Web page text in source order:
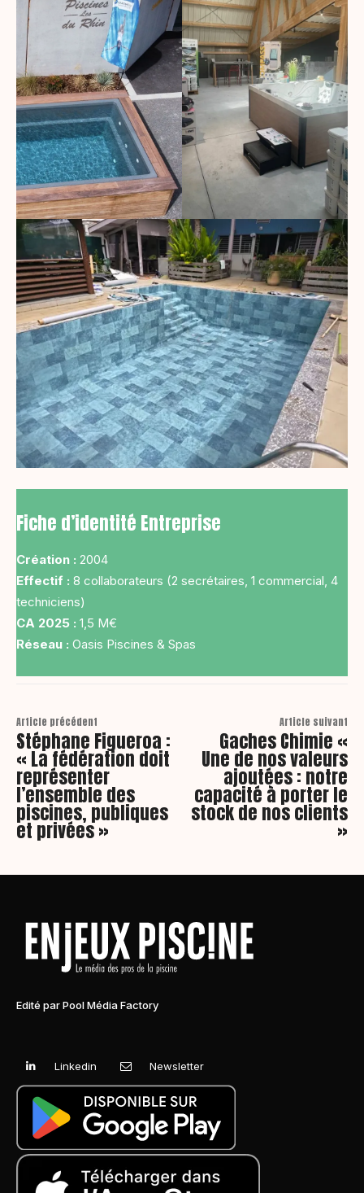
Fiche d’identité Entreprise
Création : 2004
Effectif : 8 collaborateurs (2 secrétaires, 1 commercial, 4
techniciens)
CA 2025 : 1,5 M€
Réseau : Oasis Piscines & Spas
Article précédent
Stéphane Figueroa :
« La fédération doit
représenter
l’ensemble des
piscines, publiques
et privées »
Article suivant
Gaches Chimie «
Une de nos valeurs
ajoutées : notre
capacité à porter le
stock de nos clients
»
Edité par Pool Média Factory
Linkedin Newsletter